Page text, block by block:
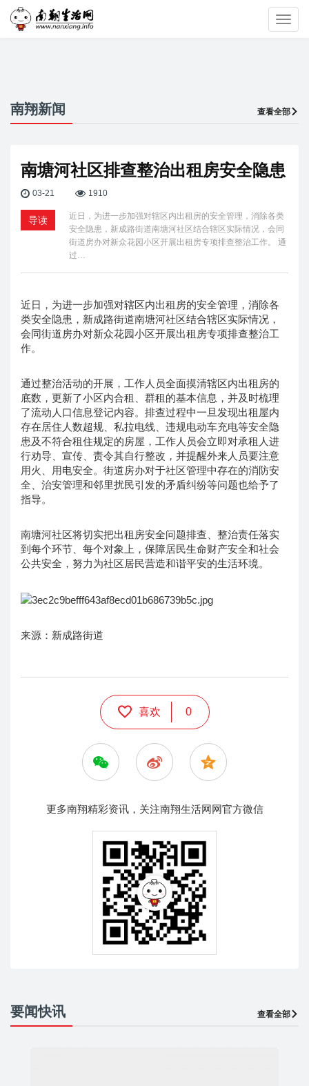
南翔新闻 查看全部
南塘河社区排查整治出租房安全隐患
03-21 1910
导读
近日，为进一步加强对辖区内出租房的安全管理，消除各类
安全隐患，新成路街道南塘河社区结合辖区实际情况，会同
街道房办对新众花园小区开展出租房专项排查整治工作。 通
过…
近日，为进一步加强对辖区内出租房的安全管理，消除各
类安全隐患，新成路街道南塘河社区结合辖区实际情况，
会同街道房办对新众花园小区开展出租房专项排查整治工
作。
通过整治活动的开展，工作人员全面摸清辖区内出租房的
底数，更新了小区内合租、群租的基本信息，并及时梳理
了流动人口信息登记内容。排查过程中一旦发现出租屋内
存在居住人数超规、私拉电线、违规电动车充电等安全隐
患及不符合租住规定的房屋，工作人员会立即对承租人进
行劝导、宣传、责令其自行整改，并提醒外来人员要注意
用火、用电安全。街道房办对于社区管理中存在的消防安
全、治安管理和邻里扰民引发的矛盾纠纷等问题也给予了
指导。
南塘河社区将切实把出租房安全问题排查、整治责任落实
到每个环节、每个对象上，保障居民生命财产安全和社会
公共安全，努力为社区居民营造和谐平安的生活环境。
来源：新成路街道
喜欢 0
更多南翔精彩资讯，关注南翔生活网网官方微信
要闻快讯 查看全部